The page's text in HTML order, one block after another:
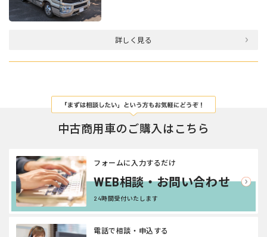
詳しく見る
中古商用車のご購入はこちら
WEB相談・お問い合わせ
フォームに入力するだけ
24時間受付いたします
電話で相談・申込する